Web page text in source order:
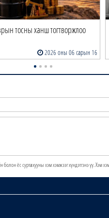
тосны ханш тогтворжлоо
2026 оны 06 сарын 16
болон ёс суртахууны хэм хэмжээг хүндэтгэнэ үү. Хэм